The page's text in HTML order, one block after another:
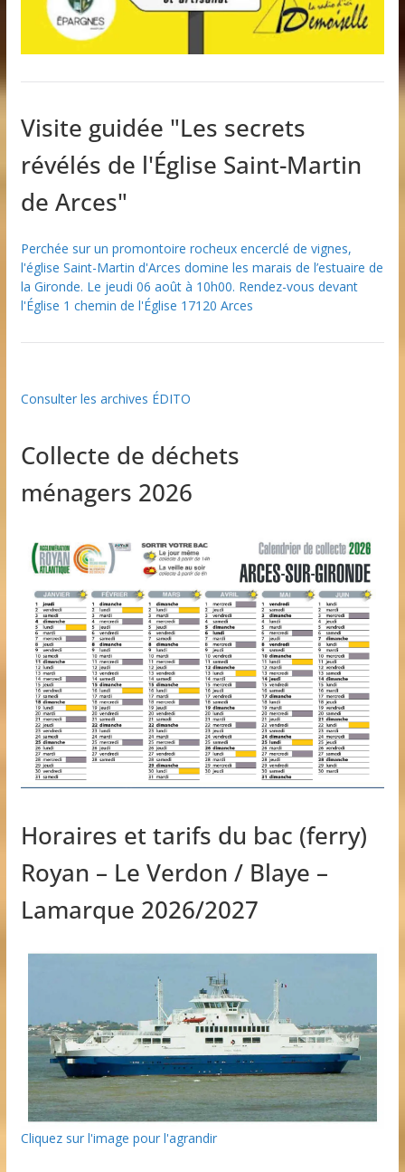
Visite guidée "Les secrets
révélés de l'Église Saint-Martin
de Arces"
Perchée sur un promontoire rocheux encerclé de vignes,
l'église Saint-Martin d'Arces domine les marais de l’estuaire de
la Gironde. Le jeudi 06 août à 10h00. Rendez-vous devant
l'Église 1 chemin de l'Église 17120 Arces
Consulter les archives ÉDITO
Collecte de déchets
ménagers 2026
Horaires et tarifs du bac (ferry)
Royan – Le Verdon / Blaye –
Lamarque 2026/2027
Cliquez sur l'image pour l'agrandir